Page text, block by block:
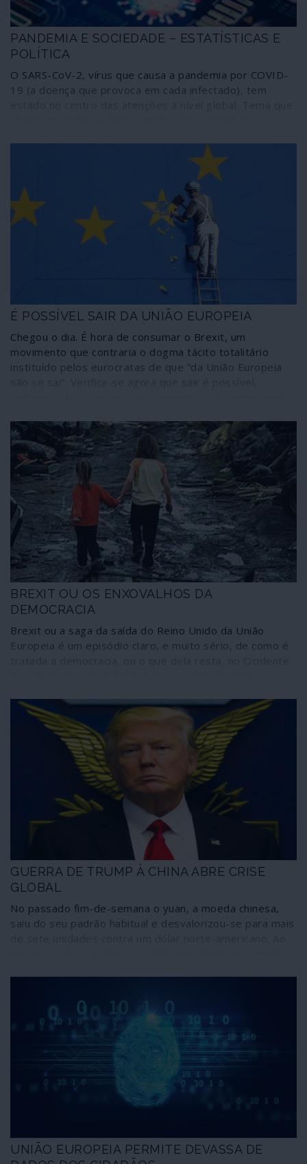
PANDEMIA E SOCIEDADE – ESTATÍSTICAS E
POLÍTICA
O SARS-CoV-2, vírus que causa a pandemia por COVID-
19 (a doença que provoca em cada infectado), tem
permanente, contabilizando-se casos, desfechos fatais
e também recuperações, números lidos através de
modelos de análise estatística em que se projectam em
modo prospectivo o impacto provável em cada local,
através do conhecimento que se vai tendo dos casos
alheios.
É POSSÍVEL SAIR DA UNIÃO EUROPEIA
Chegou o dia. É hora de consumar o Brexit, um
movimento que contraria o dogma tácito totalitário
instituído pelos eurocratas de que “da União Europeia
deduz ainda dos tons ameaçadores usados nas últimas
horas pelas instituições de Bruxelas em relação aos 11
meses do período de transição. A situação colonial da
Irlanda do Norte vai ser explorada pelo federalismo
europeísta no capítulo que se segue, dentro da
estratégia de transformar o Brexit num processo
exemplar a não seguir por qualquer outro Estado
membro.
BREXIT OU OS ENXOVALHOS DA
DEMOCRACIA
Brexit ou a saga da saída do Reino Unido da União
Europeia é um episódio claro, e muito sério, de como é
límpida e democrática, como a assumida pelos britânicos
no referendo sobre a permanência ou não na União
Europeia, seguiu-se uma enxurrada de manobras,
chantagens, humilhações, golpes sujos e baixos –
sempre desprezando os cidadãos – para tentar
reverter a decisão da consulta ou, pelo menos, tornar
as suas consequências exemplares para qualquer país
que deseje seguir pelo mesmo caminho.
GUERRA DE TRUMP À CHINA ABRE CRISE
GLOBAL
No passado fim-de-semana o yuan, a moeda chinesa,
saiu do seu padrão habitual e desvalorizou-se para mais
neoconservadores norte-americanos implodiu. Passou-
se de uma guerra de tarifas comerciais para uma guerra
económica mais ampla, na qual serão aplicadas outras
tácticas e medidas.
UNIÃO EUROPEIA PERMITE DEVASSA DE